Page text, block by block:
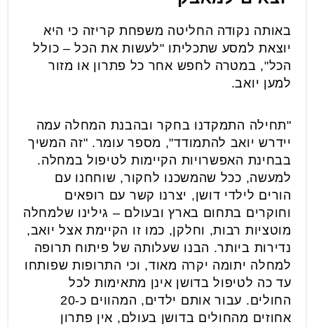
באותה נקודה החליטה משפחת קריזה כי היא
יוצאת למסע שתכליתו "לעשות את הכל – כולל
הכל", במטרה לחפש אחר כל פתרון או מזור
למען יואב.
"תחילה התמקדנו בחקר ובהבנת המחלה עמה
יידרש יואב להתמודד", מספר עומר. "זה המשיך
בבחינת האפשרויות הקיימות לטיפול במחלה.
למעשה, ככל שהמשכנו לחקור, שוחחנו עם
הורים לילדי דושן, יצרנו קשר עם רופאים
וחוקרים בתחום בארץ ובעולם – גילינו שלמחלה
מוטציות רבות, וחלקן, כמו זו הקיימת אצל יואב,
נדירות ביותר. הבנו שעלותה של פיתוח תרופה
למחלה יתומה יקרה מאוד, וכי התרופות שפותחו
עד כה לטיפול בדושן אינן מתאימות לכל
החולים. עבור אותם ילדים, המהווים כ-20
אחוזים מהחולים בדושן בעולם, אין פתרון